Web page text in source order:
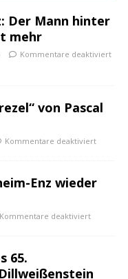
Der Mann hinter
mehr
Kommentare deaktiviert
von Pascal
Kommentare deaktiviert
Enz wieder
Kommentare deaktiviert
65.